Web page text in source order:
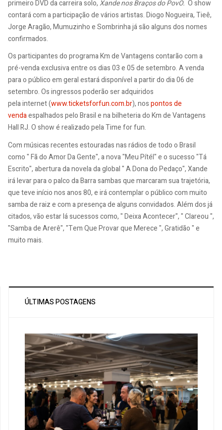
primeiro DVD da carreira solo,Xande nos Braços do PovO. O show
contará com a participação de vários artistas. Diogo Nogueira, Tieê,
Jorge Aragão, Mumuzinho e Sombrinha já são alguns dos nomes
confirmados.
Os participantes do programa Km de Vantagens contarão com a
pré-venda exclusiva entre os dias 03 e 05 de setembro. A venda
para o público em geral estará disponível a partir do dia 06 de
setembro. Os ingressos poderão ser adquiridos
pela internet (www.ticketsforfun.com.br), nospontos de
vendaespalhados pelo Brasil e na bilheteria do Km de Vantagens
Hall RJ. O show é realizado pela Time for fun.
Com músicas recentes estouradas nas rádios de todo o Brasil
como " Fã do Amor Da Gente", a nova "Meu Pítél" e o sucesso "Tá
Escrito", abertura da novela da global " A Dona do Pedaço", Xande
irá levar para o palco da Barra sambas que marcaram sua trajetória,
que teve início nos anos 80, e irá contemplar o público com muito
samba de raiz e com a presença de alguns convidados. Além dos já
citados, vão estar lá sucessos como, " Deixa Acontecer", " Clareou ",
"Samba de Arerê", "Tem Que Provar que Merece ", Gratidão " e
muito mais.
ÚLTIMAS POSTAGENS